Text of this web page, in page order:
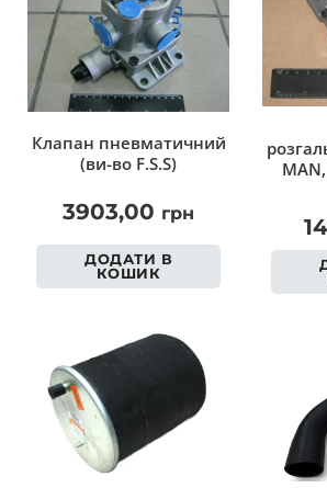
Клапан пневматичний
(ви-во F.S.S)
3903,00 грн
ДОДАТИ В
КОШИК